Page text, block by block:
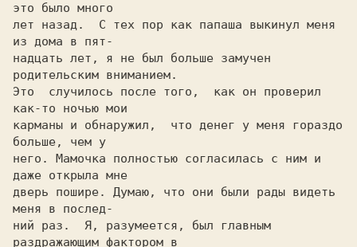
это было много
лет назад.  C тех пор как папаша выкинул меня
из дома в пят-
надцать лет, я не был больше замучен
родительским вниманием.
Это  случилось после того,  как он проверил
как-то ночью мои
карманы и обнаружил,  что денег y меня гораздо
больше, чем y
него. Мамочка полностью согласилась c ним и
даже открыла мне
дверь пошире. Думаю, что они были рады видеть
меня в послед-
ний раз.  Я, разумеется, был главным
раздражающим фактором в